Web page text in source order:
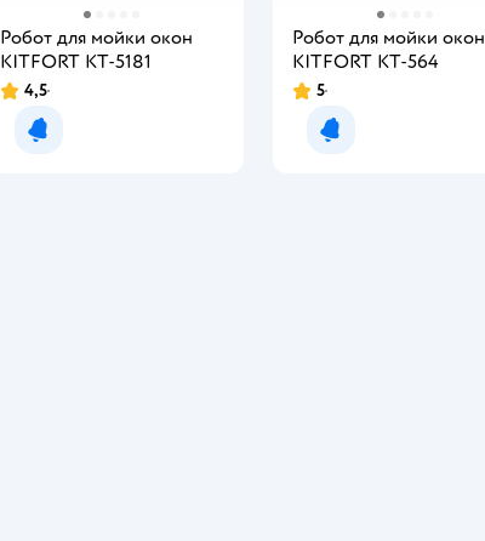
Робот для мойки окон
KITFORT КТ-5181
Рейтинг:
4,5
Уведомить о появлении
Робот для мойки окон
KITFORT КТ-564
Рейтинг:
5
Уведомить о появлении